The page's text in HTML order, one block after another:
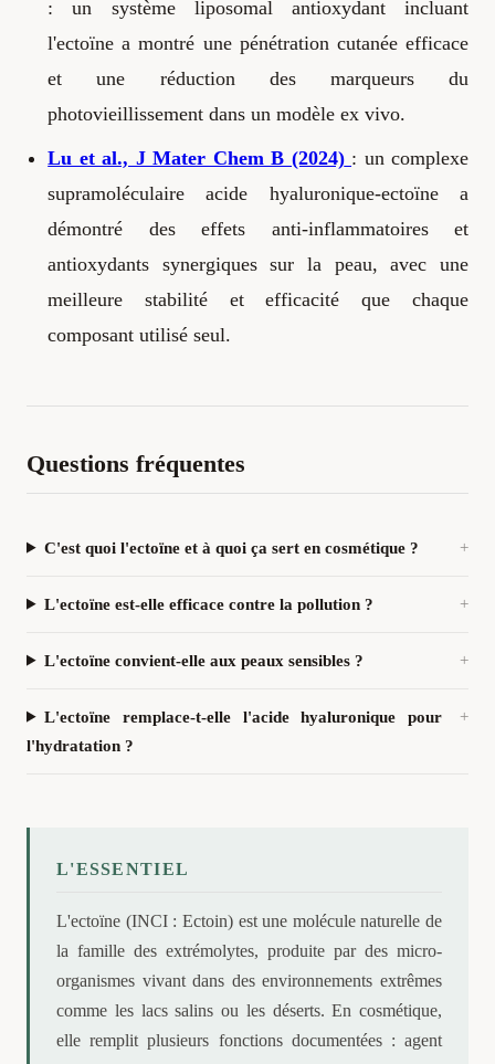
: un système liposomal antioxydant incluant
l'ectoïne a montré une pénétration cutanée efficace
et une réduction des marqueurs du
photovieillissement dans un modèle ex vivo.
Lu et al., J Mater Chem B (2024) : un complexe
supramoléculaire acide hyaluronique-ectoïne a
démontré des effets anti-inflammatoires et
antioxydants synergiques sur la peau, avec une
meilleure stabilité et efficacité que chaque
composant utilisé seul.
Questions fréquentes
C'est quoi l'ectoïne et à quoi ça sert en cosmétique ?
L'ectoïne est-elle efficace contre la pollution ?
L'ectoïne convient-elle aux peaux sensibles ?
L'ectoïne remplace-t-elle l'acide hyaluronique pour
l'hydratation ?
L'ESSENTIEL
L'ectoïne (INCI : Ectoin) est une molécule naturelle de
la famille des extrémolytes, produite par des micro-
organismes vivant dans des environnements extrêmes
comme les lacs salins ou les déserts. En cosmétique,
elle remplit plusieurs fonctions documentées : agent